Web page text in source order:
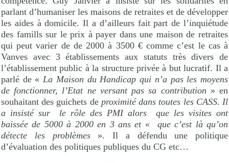
parlant d’humaniser les maisons de retraites et de développer
les aides à domicile. Il a d’ailleurs fait part de l’inquiétude
des famills sur le prix à payer dans une maison de retraites
qui peut varier de de 2000 à 3500 € comme c’est le cas à
Vanves avec 3 établissements aux statuts très divers de
l’établissement public à la structure privée à but lucratif. Il a
parlé de « La Maison du Handicap qui n’a pas les moyens
de fonctionner, l’Etat ne versant pas sa contribution » en
souhaitant des guichets de proximité dans toutes les CASS. Il
a insisté sur
le rôle des PMI alors
que les visites ont
baissée de 5000 à 2000 en 3 ans et « que c’est là qu’on
détecte les problèmes». Il a défendu une politique
d’évaluation des politiques publiques du CG etc…